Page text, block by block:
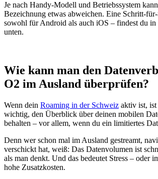
Je nach Handy-Modell und Betriebssystem
Bezeichnung etwas abweichen. Eine Schritt-
sowohl für Android als auch iOS – findest du
unten.
Wie kann man den
O2 im Ausland überprüfen?
Wenn dein Roaming in der Schweiz aktiv ist, ist
wichtig, den Überblick über deinen mobilen
behalten – vor allem, wenn du ein limitiertes
Denn wer schon mal im Ausland gestreamt,
verschickt hat, weiß: Das Datenvolumen ist
als man denkt. Und das bedeutet Stress – oder
hohe Zusatzkosten.